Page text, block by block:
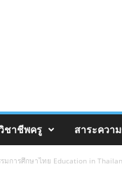
ชาชีพครู สาระควา
การศึกษาไทย Education in